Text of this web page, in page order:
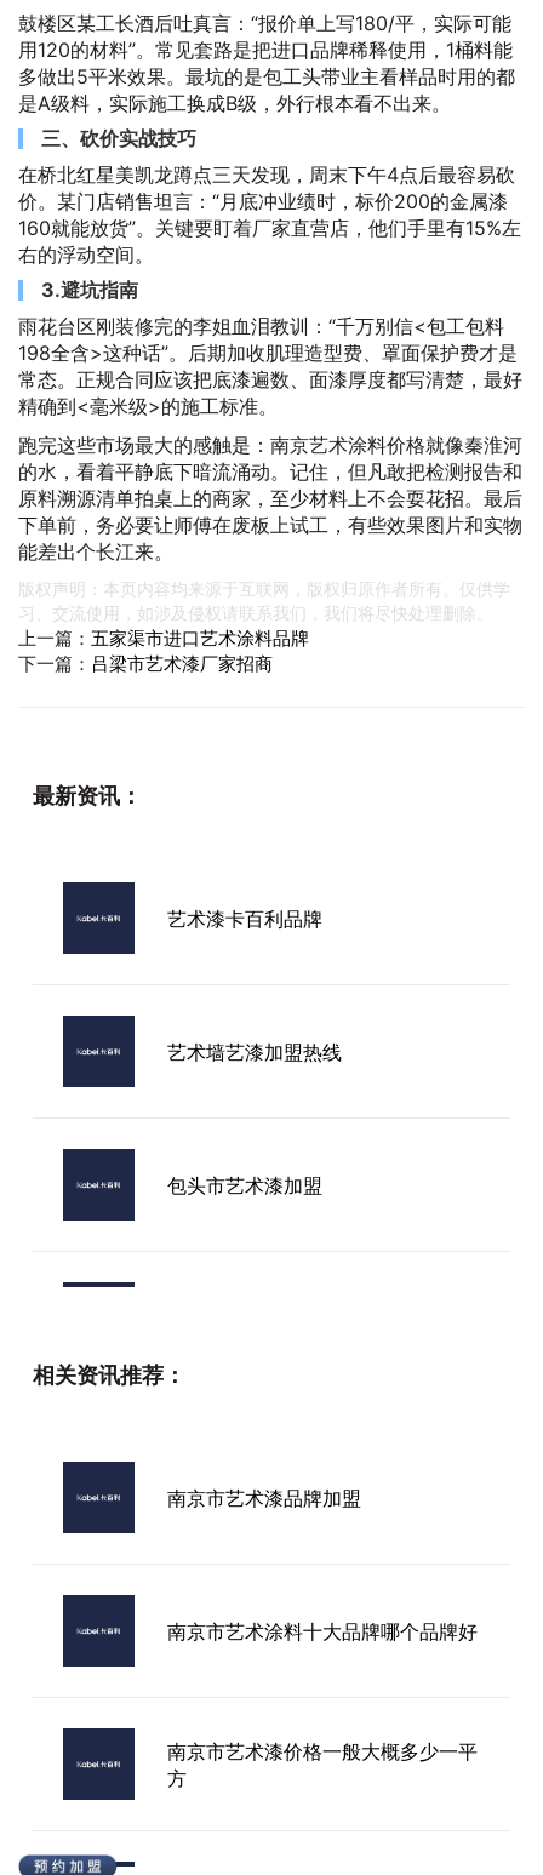
鼓楼区某工长酒后吐真言：
报价单上写180/平，实际可能
用120的材料 。常见套路是把进口品牌稀释使用，1桶料能
多做出5平米效果。最坑的是包工头带业主看样品时用的都
是A级料，实际施工换成B级，外行根本看不出来。
三、砍价实战技巧
在桥北红星美凯龙蹲点三天发现，周末下午4点后最容易砍
价。某门店销售坦言：
月底冲业绩时，标价200的金属漆
160就能放货 。关键要盯着厂家直营店，他们手里有15%左
右的浮动空间。
3.避坑指南
雨花台区刚装修完的李姐血泪教训：
千万别信<包工包料
198全含>这种话 。后期加收肌理造型费、罩面保护费才是
常态。正规合同应该把底漆遍数、面漆厚度都写清楚，最好
精确到<毫米级>的施工标准。
跑完这些市场最大的感触是：南京艺术涂料价格就像秦淮河
的水，看着平静底下暗流涌动。记住，但凡敢把检测报告和
原料溯源清单拍桌上的商家，至少材料上不会耍花招。最后
下单前，务必要让师傅在废板上试工，有些效果图片和实物
能差出个长江来。
版权声明：本页内容均来源于互联网，版权归原作者所有。仅供学
习、交流使用，如涉及侵权请联系我们，我们将尽快处理删除。
上一篇： 五家渠市进口艺术涂料品牌
下一篇： 吕梁市艺术漆厂家招商
最新资讯：
艺术漆卡百利品牌
艺术墙艺漆加盟热线
包头市艺术漆加盟
相关资讯推荐：
南京市艺术漆品牌加盟
南京市艺术涂料十大品牌哪个品牌好
南京市艺术漆价格一般大概多少一平
方